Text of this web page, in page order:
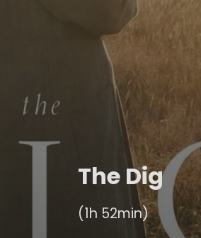
The Dig
(1h 52min)